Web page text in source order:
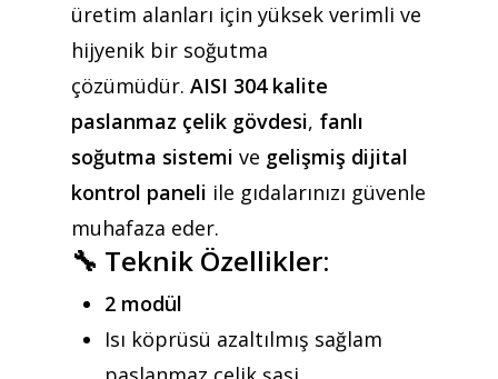
üretim alanları için yüksek verimli ve
hijyenik bir soğutma
çözümüdür. AISI 304 kalite
paslanmaz çelik gövdesi, fanlı
soğutma sistemi ve gelişmiş dijital
kontrol paneli ile gıdalarınızı güvenle
muhafaza eder.
🔧 Teknik Özellikler:
2 modül
Isı köprüsü azaltılmış sağlam